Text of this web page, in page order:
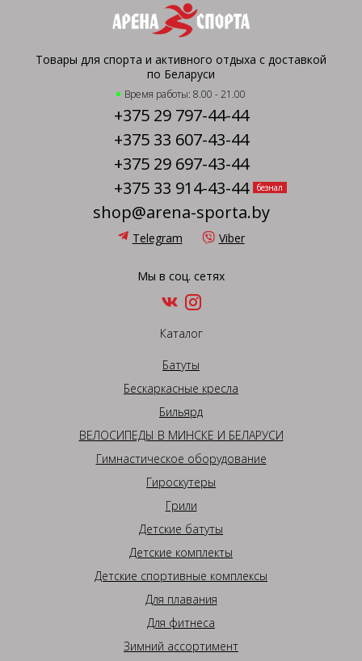
Товары для спорта и активного отдыха с доставкой
по Беларуси
Время работы: 8.00 - 21.00
+375 29 797-44-44
+375 33 607-43-44
+375 29 697-43-44
+375 33 914-43-44
безнал
shop@arena-sporta.by
Telegram Viber
Мы в соц. сетях
Каталог
Батуты
Бескаркасные кресла
Бильярд
ВЕЛОСИПЕДЫ В МИНСКЕ И БЕЛАРУСИ
Гимнастическое оборудование
Гироскутеры
Грили
Детские батуты
Детские комплекты
Детские спортивные комплексы
Для плавания
Для фитнеса
Зимний ассортимент